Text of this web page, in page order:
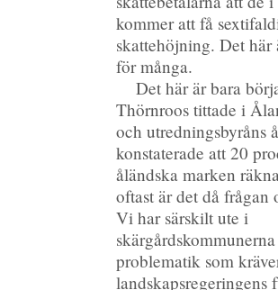
kommer att få
skattehöjning. Det
för många.
Det här är bara
Thörnroos tittade i
och utredningsbyråns
konstaterade att 20
åländska marken
oftast är det då frågan
Vi har särskilt ute i
problematik som
landskapsregeringens